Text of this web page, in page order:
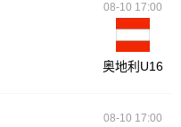
08-10 17:00
奥地利U16
08-10 17:00